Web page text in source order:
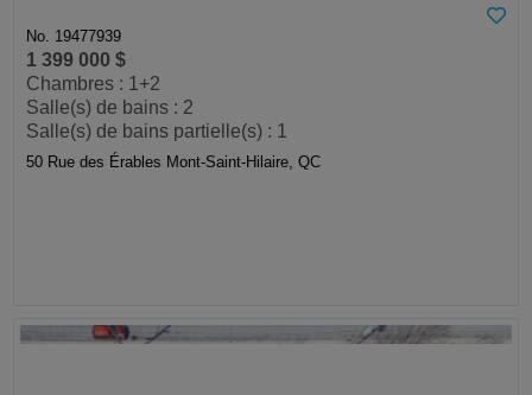
No. 19477939
1 399 000 $
Chambres : 1+2
Salle(s) de bains : 2
Salle(s) de bains partielle(s) : 1
50 Rue des Érables Mont-Saint-Hilaire, QC